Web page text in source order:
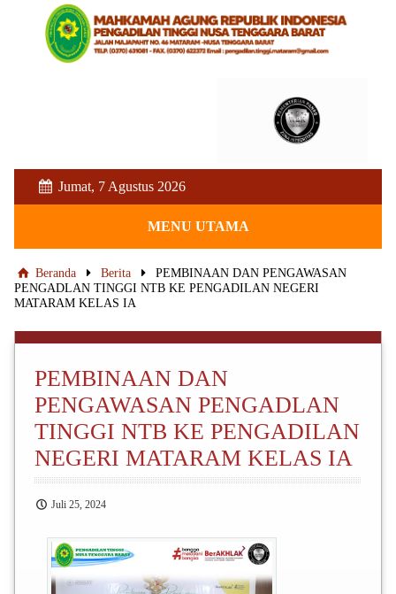
Jumat, 7 Agustus 2026
MENU UTAMA
Beranda Berita
PEMBINAAN DAN PENGAWASAN
PENGADLAN TINGGI NTB KE PENGADILAN NEGERI
MATARAM KELAS IA
PEMBINAAN DAN
PENGAWASAN PENGADLAN
TINGGI NTB KE PENGADILAN
NEGERI MATARAM KELAS IA
Juli 25, 2024